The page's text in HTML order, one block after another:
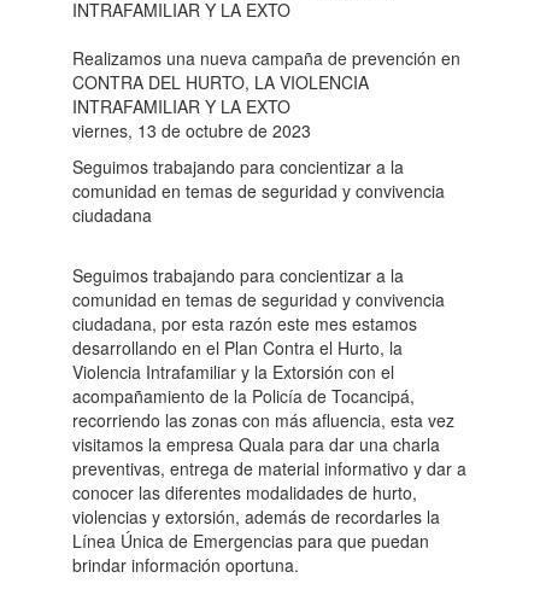
Realizamos una nueva campaña de prevención en
CONTRA DEL HURTO, LA VIOLENCIA
INTRAFAMILIAR Y LA EXTO
viernes, 13 de octubre de 2023
Seguimos trabajando para concientizar a la
comunidad en temas de seguridad y convivencia
ciudadana
Seguimos trabajando para concientizar a la
comunidad en temas de seguridad y convivencia
ciudadana, por esta razón este mes estamos
desarrollando en el Plan Contra el Hurto, la
Violencia Intrafamiliar y la Extorsión con el
acompañamiento de la Policía de Tocancipá,
recorriendo las zonas con más afluencia, esta vez
visitamos la empresa Quala para dar una charla
preventivas, entrega de material informativo y dar a
conocer las diferentes modalidades de hurto,
violencias y extorsión, además de recordarles la
Línea Única de Emergencias para que puedan
brindar información oportuna.